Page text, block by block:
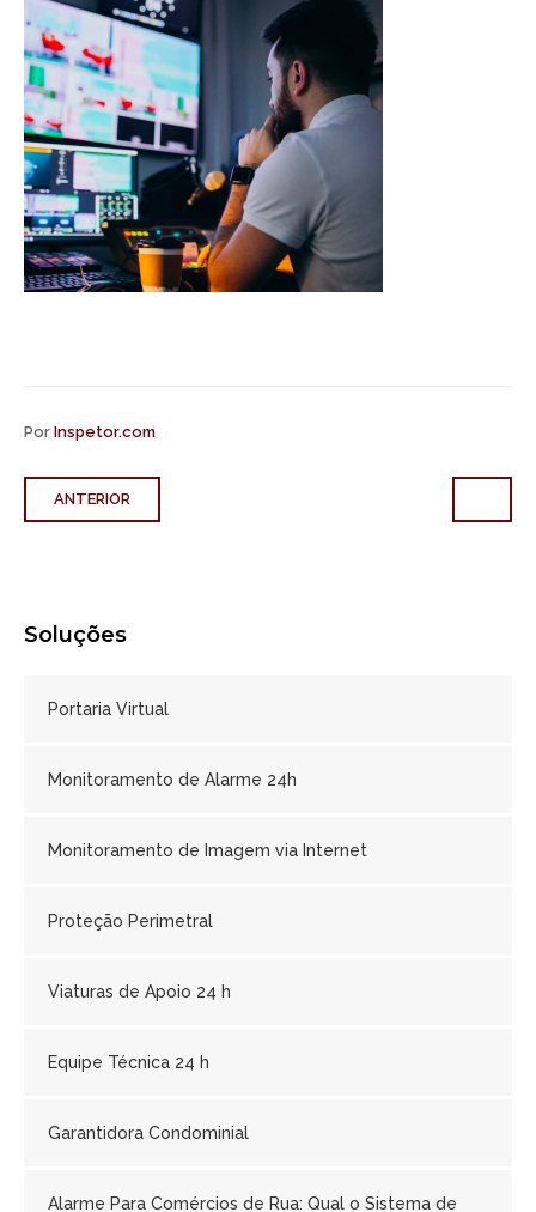
Por Inspetor.com
ANTERIOR
Soluções
Portaria Virtual
Monitoramento de Alarme 24h
Monitoramento de Imagem via Internet
Proteção Perimetral
Viaturas de Apoio 24 h
Equipe Técnica 24 h
Garantidora Condominial
Alarme Para Comércios de Rua: Qual o Sistema de